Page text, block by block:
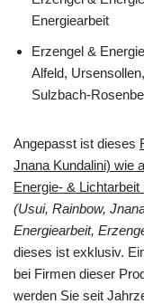
Energiearbeit
Erzengel &
Alfeld,
Sulzbach-
Angepasst ist dieses
Jnana Kundalini) wie
Energie- & Lichtarbeit
(Usui, Rainbow,
Energiearbeit,
dieses ist exklusiv.
bei Firmen dieser
werden Sie seit